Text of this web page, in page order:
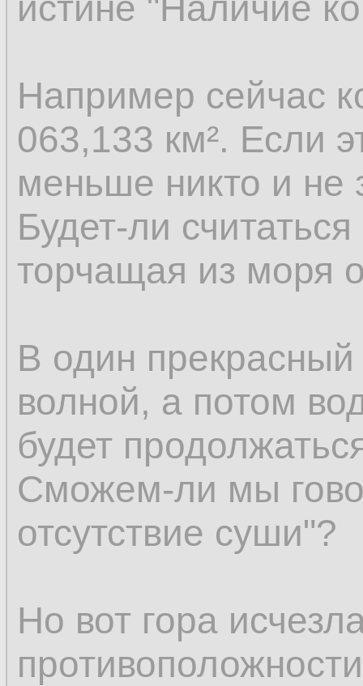
Например сейчас
063,133 км². Если
меньше никто и не
Будет-ли
торчащая из моря
В один
волной, а потом
будет
Сможем-ли мы
отсутствие суши"?
Но вот гора